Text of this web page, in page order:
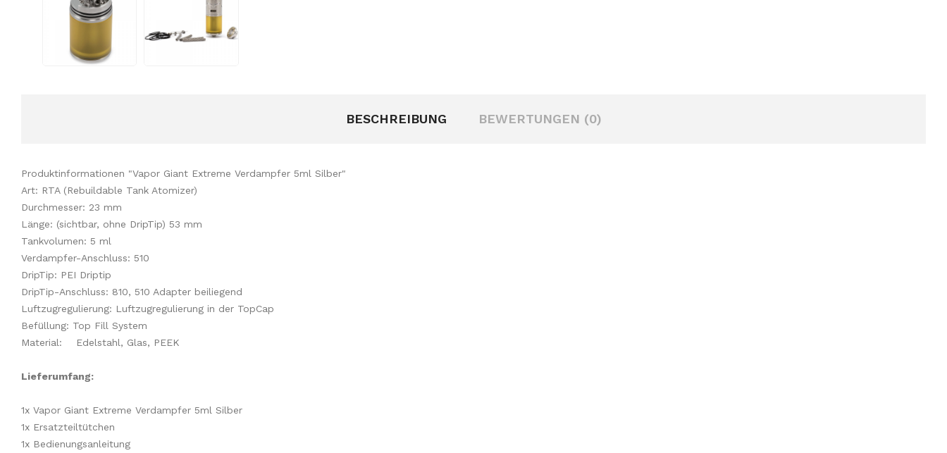
BESCHREIBUNG BEWERTUNGEN (0)
Produktinformationen "Vapor Giant Extreme Verdampfer 5ml Silber"
Art: RTA (Rebuildable Tank Atomizer)
Durchmesser: 23 mm
Länge: (sichtbar, ohne DripTip) 53 mm
Tankvolumen: 5 ml
Verdampfer-Anschluss: 510
DripTip: PEI Driptip
DripTip-Anschluss: 810, 510 Adapter beiliegend
Luftzugregulierung: Luftzugregulierung in der TopCap
Befüllung: Top Fill System
Material: Edelstahl, Glas, PEEK
Lieferumfang:
1x Vapor Giant Extreme Verdampfer 5ml Silber
1x Ersatzteiltütchen
1x Bedienungsanleitung